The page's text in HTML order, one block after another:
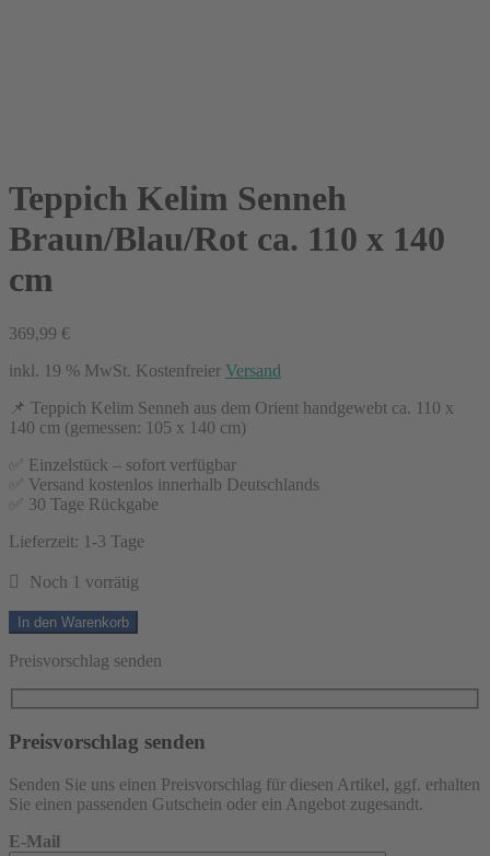
Teppich Kelim Senneh
Braun/Blau/Rot ca. 110 x 140
cm
369,99 €
inkl. 19 % MwSt. Kostenfreier Versand
📌 Teppich Kelim Senneh aus dem Orient handgewebt ca. 110 x
140 cm (gemessen: 105 x 140 cm)
✅ Einzelstück – sofort verfügbar
✅ Versand kostenlos innerhalb Deutschlands
✅ 30 Tage Rückgabe
Lieferzeit: 1-3 Tage
Noch 1 vorrätig
Teppich
Kelim
Senneh
x
cm
Menge
In den Warenkorb
Preisvorschlag senden
Preisvorschlag senden
Senden Sie uns einen Preisvorschlag für diesen Artikel, ggf. erhalten
Sie einen passenden Gutschein oder ein Angebot zugesandt.
E-Mail